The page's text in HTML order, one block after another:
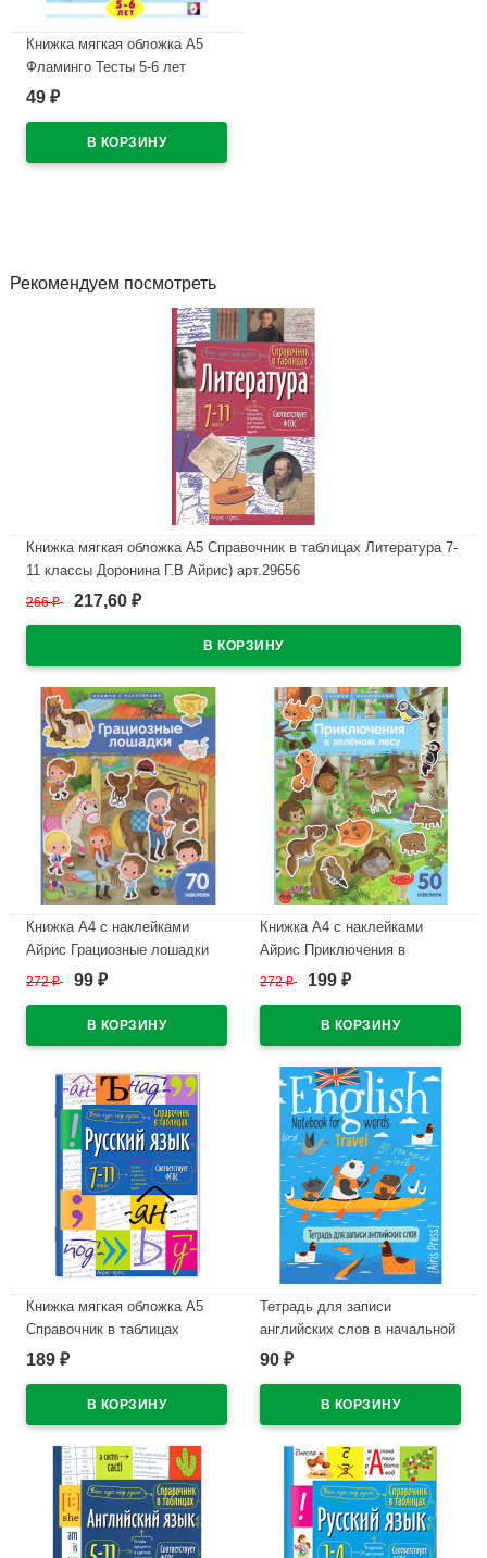
Книжка мягкая обложка А5
Фламинго Тесты 5-6 лет
(окружающий мир) арт
49 ₽
Рекомендуем посмотреть
Книжка мягкая обложка А5 Справочник в таблицах Литература 7-
11 классы Доронина Г.В Айрис) арт.29656
В наличии
266₽ 217,60 ₽
Книжка А4 с наклейками
Айрис Грациозные лошадки
70 наклеек арт.30243
272₽ 99 ₽
Книжка А4 с наклейками
Айрис Приключения в
зеленом лесу 50 наклеек
272₽ 199 ₽
Книжка мягкая обложка А5
Справочник в таблицах
Русский язык 7-11 классы
189 ₽
Тетрадь для записи
английских слов в начальной
школе 24 листа А5 клетка
путешествие арт.29983
90 ₽